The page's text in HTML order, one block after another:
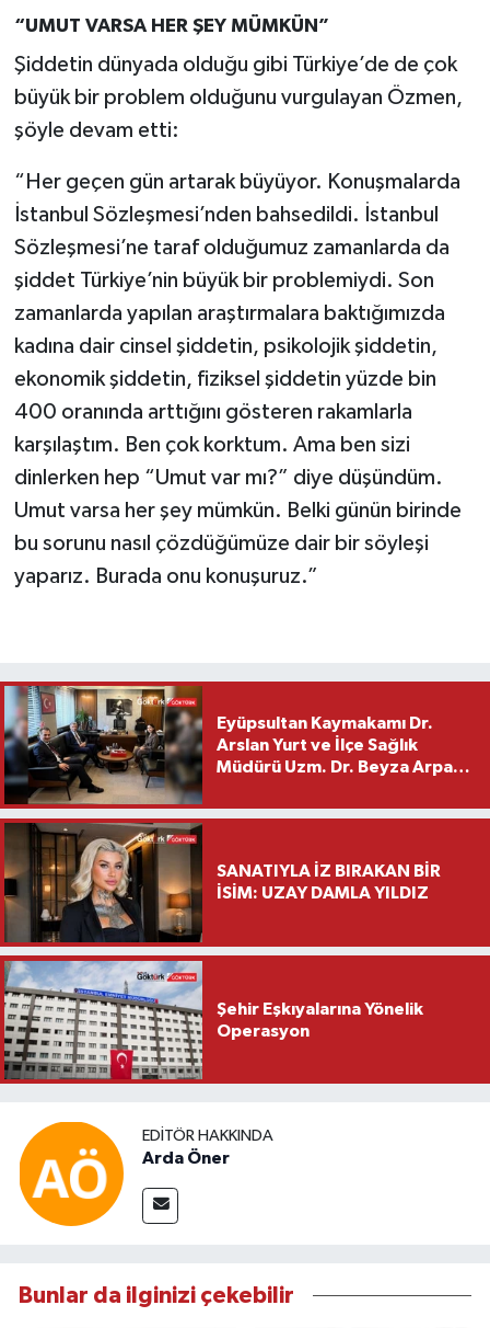
“UMUT VARSA HER ŞEY MÜMKÜN”
Şiddetin dünyada olduğu gibi Türkiye’de de çok
büyük bir problem olduğunu vurgulayan Özmen,
şöyle devam etti:
“Her geçen gün artarak büyüyor. Konuşmalarda
İstanbul Sözleşmesi’nden bahsedildi. İstanbul
Sözleşmesi’ne taraf olduğumuz zamanlarda da
şiddet Türkiye’nin büyük bir problemiydi. Son
zamanlarda yapılan araştırmalara baktığımızda
kadına dair cinsel şiddetin, psikolojik şiddetin,
ekonomik şiddetin, fiziksel şiddetin yüzde bin
400 oranında arttığını gösteren rakamlarla
karşılaştım. Ben çok korktum. Ama ben sizi
dinlerken hep “Umut var mı?” diye düşündüm.
Umut varsa her şey mümkün. Belki günün birinde
bu sorunu nasıl çözdüğümüze dair bir söyleşi
yaparız. Burada onu konuşuruz.”
Eyüpsultan Kaymakamı Dr.
Arslan Yurt ve İlçe Sağlık
Müdürü Uzm. Dr. Beyza Arpacı
Ziyareti
SANATIYLA İZ BIRAKAN BİR
İSİM: UZAY DAMLA YILDIZ
Şehir Eşkıyalarına Yönelik
Operasyon
EDITÖR HAKKINDA
Arda Öner
Bunlar da ilginizi çekebilir